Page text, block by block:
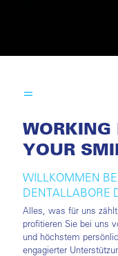
WORKING
YOUR
WILLKOMMEN
DENTALLABORE
Alles, was für uns
profitieren Sie bei uns
und höchstem
engagierter